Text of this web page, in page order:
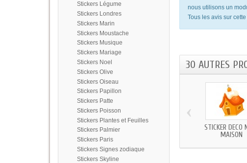
Stickers Légume
Stickers Londres
Stickers Marin
Stickers Moustache
Stickers Musique
Stickers Mariage
Stickers Noel
Stickers Olive
Stickers Oiseau
Stickers Papillon
Stickers Patte
Stickers Poisson
Stickers Plantes et Feuilles
Stickers Palmier
Stickers Paris
Stickers Signes zodiaque
Stickers Skyline
nous utilisons un
Tous les avis sur
30 AUTRES
STICKER DECO
MAISON
‹